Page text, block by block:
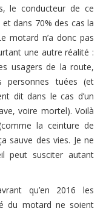
le conducteur de ce
dans 70% des cas la
motard n’a donc pas
une autre réalité :
usagers de la route,
personnes tuées (et
dit dans le cas d’un
voire mortel). Voilà
la ceinture de
sauve des vies. Je ne
peut susciter autant
qu’en 2016 les
du motard ne soient